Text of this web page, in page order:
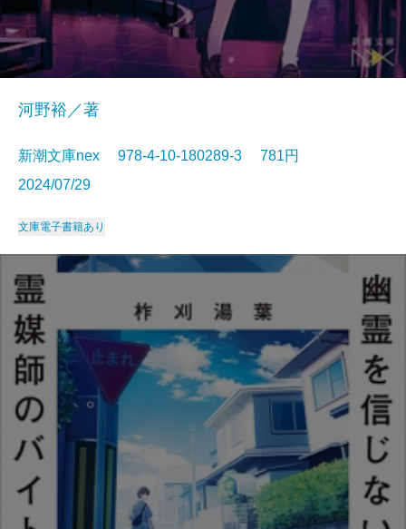
河野裕／著
新潮文庫nex 978-4-10-180289-3 781円
2024/07/29
文庫電子書籍あり